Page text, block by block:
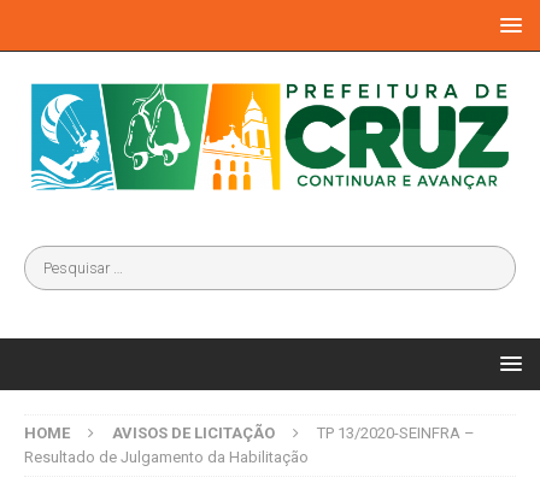
HOME AVISOS DE LICITAÇÃO
TP 13/2020-SEINFRA –
Resultado de Julgamento da Habilitação